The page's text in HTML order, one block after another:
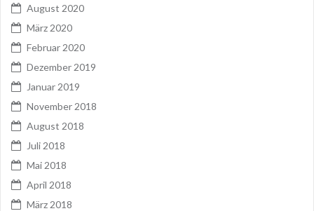
August 2020
März 2020
Februar 2020
Dezember 2019
Januar 2019
November 2018
August 2018
Juli 2018
Mai 2018
April 2018
März 2018